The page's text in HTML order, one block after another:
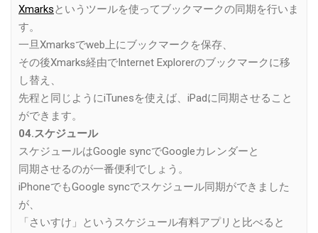
Xmarksというツールを使ってブックマークの同期を行いま
す。
一旦Xmarksでweb上にブックマークを保存、
その後Xmarks経由でInternet Explorerのブックマークに移
し替え、
先程と同じようにiTunesを使えば、iPadに同期させること
ができます。
04.スケジュール
スケジュールはGoogle syncでGoogleカレンダーと
同期させるのが一番便利でしょう。
iPhoneでもGoogle syncでスケジュール同期ができました
が、
「さいすけ」というスケジュール有料アプリと比べると